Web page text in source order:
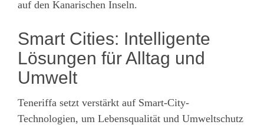
auf den Kanarischen Inseln.
Smart Cities: Intelligente
Lösungen für Alltag und
Umwelt
Teneriffa setzt verstärkt auf Smart-City-
Technologien, um Lebensqualität und Umweltschutz